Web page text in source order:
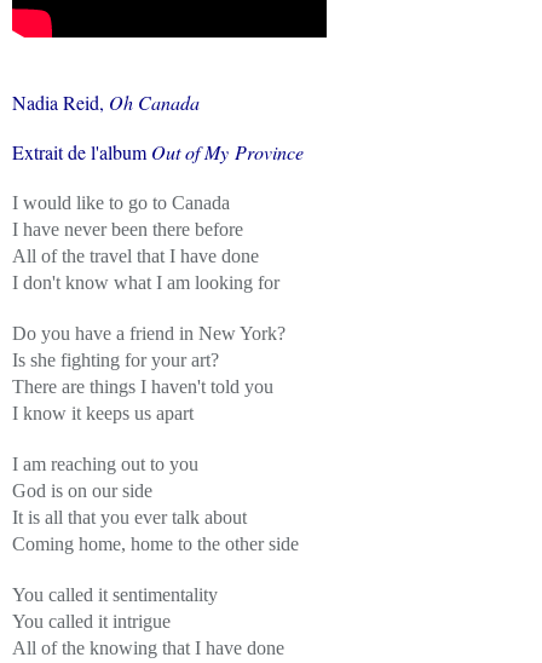
Nadia Reid, Oh Canada
Extrait de l'album Out of My Province
I would like to go to Canada
I have never been there before
All of the travel that I have done
I don't know what I am looking for
Do you have a friend in New York?
Is she fighting for your art?
There are things I haven't told you
I know it keeps us apart
I am reaching out to you
God is on our side
It is all that you ever talk about
Coming home, home to the other side
You called it sentimentality
You called it intrigue
All of the knowing that I have done